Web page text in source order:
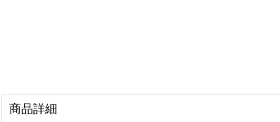
商品詳細